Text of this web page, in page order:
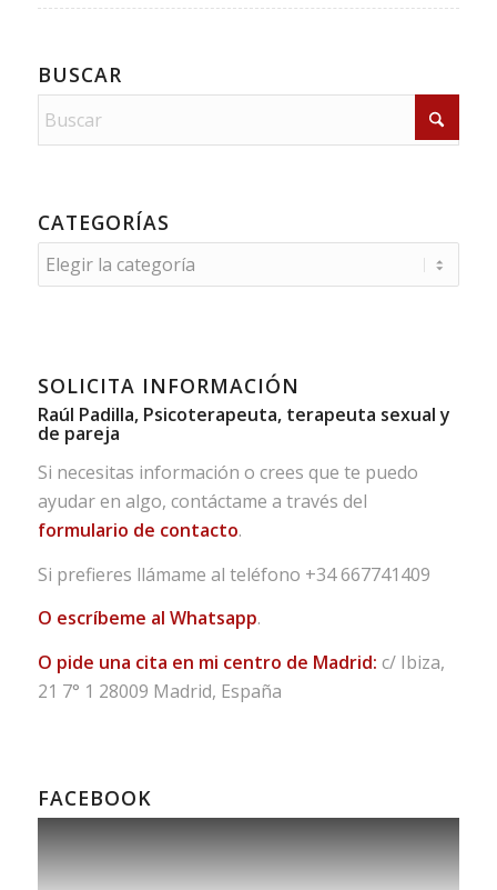
BUSCAR
CATEGORÍAS
Categorías
SOLICITA INFORMACIÓN
Raúl Padilla, Psicoterapeuta, terapeuta sexual y
de pareja
Si necesitas información o crees que te puedo
ayudar en algo, contáctame a través del
formulario de contacto.
Si prefieres llámame al teléfono +34 667741409
O escríbeme al Whatsapp.
O pide una cita en mi centro de Madrid: c/ Ibiza,
21 7° 1 28009 Madrid, España
FACEBOOK